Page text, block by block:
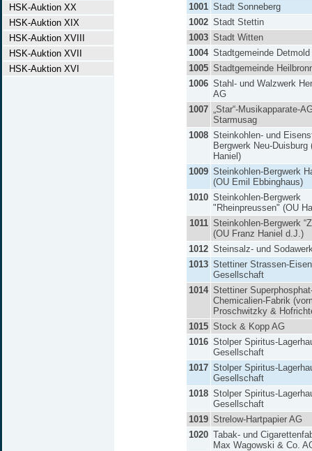
HSK-Auktion XX
HSK-Auktion XIX
HSK-Auktion XVIII
HSK-Auktion XVII
HSK-Auktion XVI
1001 Stadt Sonneberg
1002 Stadt Stettin
1003 Stadt Witten
1004 Stadtgemeinde Detmold
1005 Stadtgemeinde
1006 Stahl- und Walzwerk
AG
1007 „Star“-Musikapparate-
Starmusag
1008 Steinkohlen- und
Bergwerk Neu-Duisburg
Haniel)
1009 Steinkohlen-Bergwerk
(OU Emil Ebbinghaus)
1010 Steinkohlen-Bergwerk
"Rheinpreussen" (OU
1011 Steinkohlen-Bergwerk
(OU Franz Haniel d.J.)
1012 Steinsalz- und
1013 Stettiner Strassen-
Gesellschaft
1014 Stettiner
Chemicalien-Fabrik
Proschwitzky &
1015 Stock & Kopp AG
1016 Stolper Spiritus-
Gesellschaft
1017 Stolper Spiritus-
Gesellschaft
1018 Stolper Spiritus-
Gesellschaft
1019 Strelow-Hartpapier AG
1020 Tabak- und
Max Wagowski & Co.